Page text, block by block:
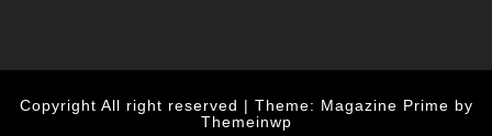
Copyright All right reserved | Theme: Magazine Prime by
Themeinwp